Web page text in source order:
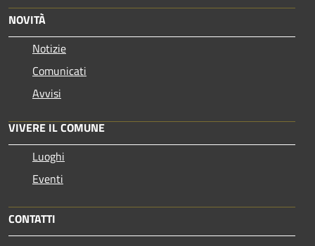
NOVITÀ
Notizie
Comunicati
Avvisi
VIVERE IL COMUNE
Luoghi
Eventi
CONTATTI